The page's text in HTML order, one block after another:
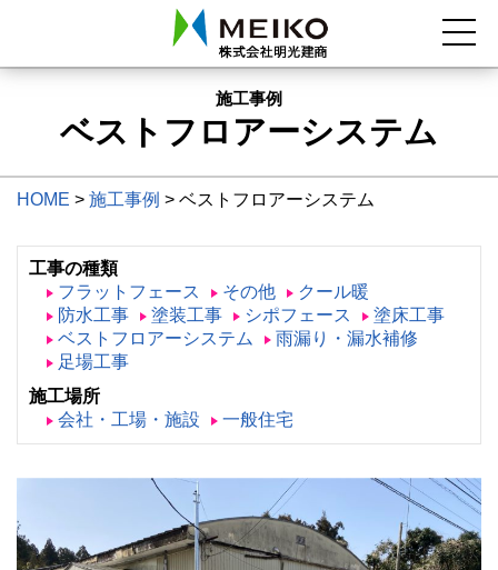
施工事例
ベストフロアーシステム
HOME > 施工事例 > ベストフロアーシステム
工事の種類
フラットフェース
その他
クール暖
防水工事
塗装工事 シポフェース
塗床工事
ベストフロアーシステム
雨漏り・漏水補修
足場工事
施工場所
会社・工場・施設
一般住宅